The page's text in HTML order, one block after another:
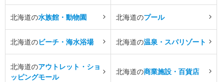
北海道の水族館・動物園 北海道のプール
北海道のビーチ・海水浴場 北海道の温泉・スパリゾート
北海道のアウトレット・ショ
ッピングモール
北海道の商業施設・百貨店